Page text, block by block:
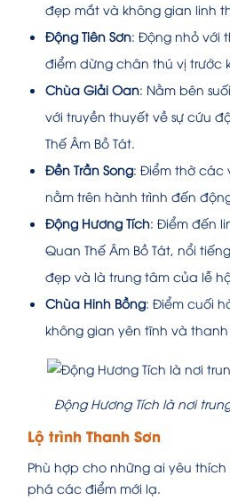
đẹp mắt và không gian linh
Động Tiên Sơn: Động nhỏ với
điểm dừng chân thú vị trước
Chùa Giải Oan: Nằm bên
với truyền thuyết về sự cứu
Thế Âm Bồ Tát.
Đền Trần Song: Điểm thờ các
nằm trên hành trình đến
Động Hương Tích: Điểm đến
Quan Thế Âm Bồ Tát, nổi
đẹp và là trung tâm của lễ
Chùa Hinh Bồng: Điểm cuối
không gian yên tĩnh và
Động Hương Tích là nơi
Lộ trình Thanh Sơn
Phù hợp cho những ai yêu
phá các điểm mới lạ.